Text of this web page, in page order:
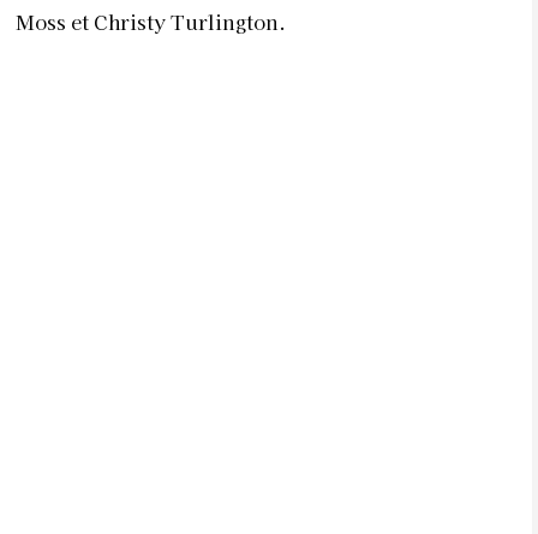
Moss et Christy Turlington.